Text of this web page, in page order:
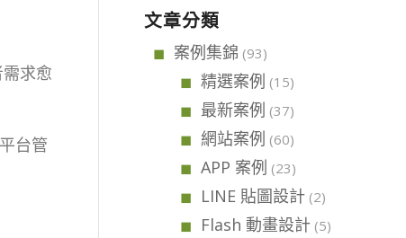
求愈
台管
文章分類
案例集錦 (93)
精選案例 (15)
最新案例 (37)
網站案例 (60)
APP 案例 (23)
LINE 貼圖設計 (2)
Flash 動畫設計 (5)